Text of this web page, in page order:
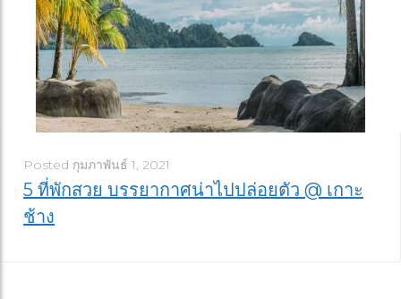
Posted กุมภาพันธ์ 1, 2021
5 ที่พักสวย บรรยากาศน่าไปปล่อยตัว @ เกาะ
ช้าง